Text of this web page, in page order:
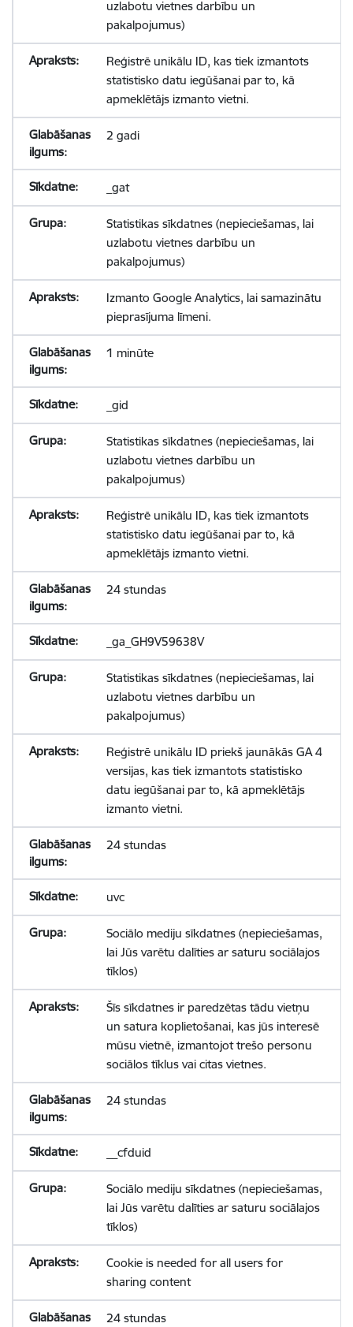
uzlabotu vietnes darbību un
pakalpojumus)
Reģistrē unikālu ID, kas tiek izmantots
statistisko datu iegūšanai par to, kā
apmeklētājs izmanto vietni.
2 gadi
_gat
Statistikas sīkdatnes (nepieciešamas, lai
uzlabotu vietnes darbību un
pakalpojumus)
Izmanto Google Analytics, lai samazinātu
pieprasījuma līmeni.
1 minūte
_gid
Statistikas sīkdatnes (nepieciešamas, lai
uzlabotu vietnes darbību un
pakalpojumus)
Reģistrē unikālu ID, kas tiek izmantots
statistisko datu iegūšanai par to, kā
apmeklētājs izmanto vietni.
24 stundas
_ga_GH9V59638V
Statistikas sīkdatnes (nepieciešamas, lai
uzlabotu vietnes darbību un
pakalpojumus)
Reģistrē unikālu ID priekš jaunākās GA 4
versijas, kas tiek izmantots statistisko
datu iegūšanai par to, kā apmeklētājs
izmanto vietni.
24 stundas
uvc
Sociālo mediju sīkdatnes (nepieciešamas,
lai Jūs varētu dalīties ar saturu sociālajos
tīklos)
Šīs sīkdatnes ir paredzētas tādu vietņu
un satura koplietošanai, kas jūs interesē
mūsu vietnē, izmantojot trešo personu
sociālos tīklus vai citas vietnes.
24 stundas
__cfduid
Sociālo mediju sīkdatnes (nepieciešamas,
lai Jūs varētu dalīties ar saturu sociālajos
tīklos)
Cookie is needed for all users for
sharing content
24 stundas